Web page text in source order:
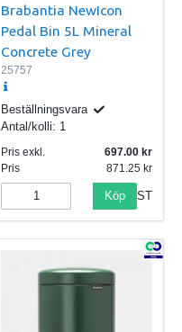
Brabantia NewIcon
Pedal Bin 5L Mineral
Concrete Grey
25757
Beställningsvara
Antal/kolli: 1
Pris exkl.
697.00
Pris
871.25
Köp ST